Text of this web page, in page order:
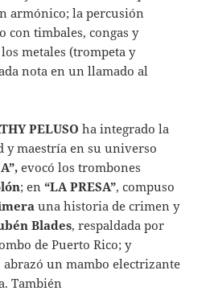
armónico; la percusión
timbales, congas y
metales (trompeta y
nota en un llamado al
PELUSO ha integrado la
y maestría en su universo
evocó los trombones
; en“LA PRESA”, compuso
una historia de crimen y
Blades, respaldada por
de Puerto Rico; y
abrazó un mambo electrizante
También